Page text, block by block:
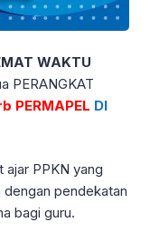
WAKTU
PERANGKAT
PERMAPEL DI
ajar PPKN yang
pendekatan
bagi guru.